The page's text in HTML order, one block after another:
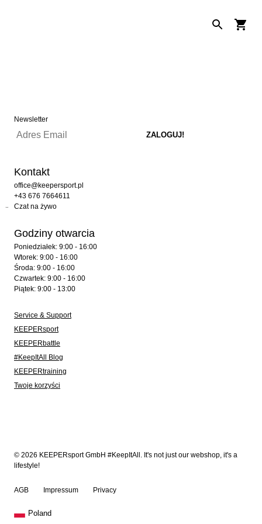
Newsletter
Kontakt
office@keepersport.pl
+43 676 7664611
Czat na żywo
Godziny otwarcia
Poniedziałek: 9:00 - 16:00
Wtorek: 9:00 - 16:00
Środa: 9:00 - 16:00
Czwartek: 9:00 - 16:00
Piątek: 9:00 - 13:00
Service & Support
KEEPERsport
KEEPERbattle
#KeepItAll Blog
KEEPERtraining
Twoje korzyści
© 2026 KEEPERsport GmbH #KeepItAll. It's not just our webshop, it's a
lifestyle!
AGB Impressum Privacy
Poland